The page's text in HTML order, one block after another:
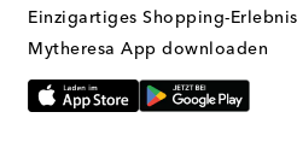
Einzigartiges Shopping-Erlebnis
Mytheresa App downloaden